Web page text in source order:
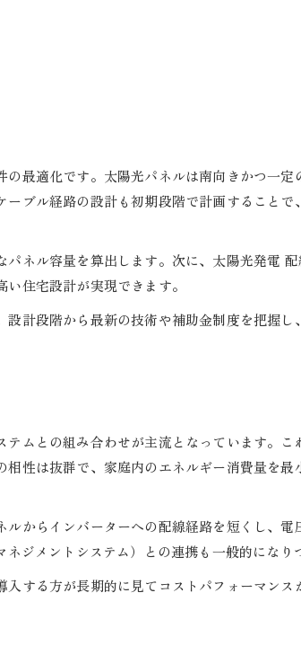
の配置計画
住宅
活かすコツ
の実践ポイント
ブル選定の注意点
を避ける方法
用とリスク
具体的工夫
効果
期費用と回収年数
計で高めるコツ
最適化です。太陽光パネルは南向きかつ一定
ブル経路の設計も初期段階で計画することで
ネル容量を算出します。次に、太陽光発電
住宅設計が実現できます。
計段階から最新の技術や補助金制度を把握し
ムとの組み合わせが主流となっています。
性は抜群で、家庭内のエネルギー消費量を最
からインバーターへの配線経路を短くし、電
ジメントシステム）との連携も一般的になり
する方が長期的に見てコストパフォーマン